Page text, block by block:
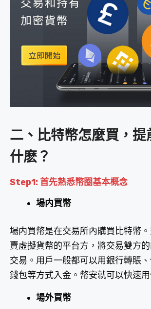
二、比特幣怎麼買，提
什麽？
Step1: 首先熟悉幣圈基本概念
場内買幣
場内買幣是在交易所內購買比特幣
賣虛擬貨幣的平台方，將交易雙方
交易。用戶一般都可以用銀行轉賬
錢包等方式入金。幣安就可以快速用
場外買幣